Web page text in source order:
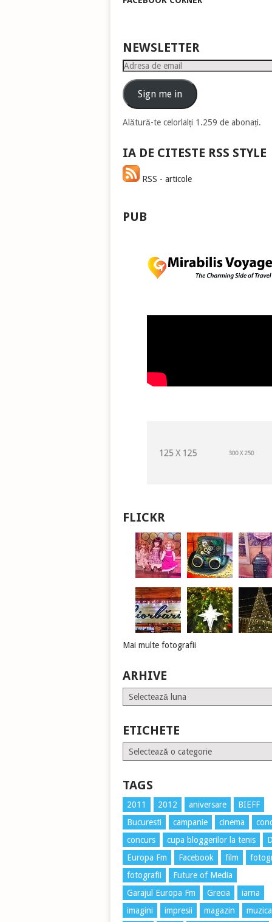
NEWSLETTER
Adresa
emailSign me in
Alătură-te celorlalți 1.259 de abonați.
IA DE CITESTE RSS STYLE
RSS - articole
PUB
FLICKR
Mai multe fotografii
ARHIVE
Arhive
ETICHETE
Etichete
TAGS
2011 2012 aniversare
BIEFF
Bucuresti
campanie cinema
concurs
cupa bloggerilor la tenis
Europa Fm
Facebook film
fotografii
Future of Media
Garajul Europa Fm
Grecia
iarna
imagini
impresii magazin
muzica